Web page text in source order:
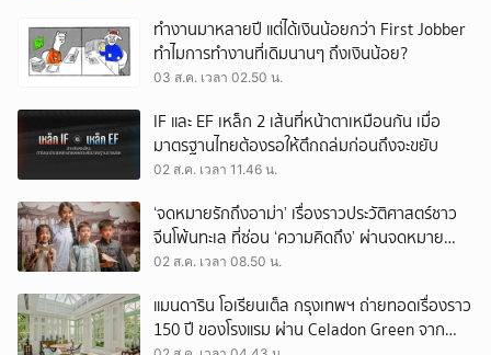
ทำงานมาหลายปี แต่ได้เงินน้อยกว่า First Jobber
ทำไมการทำงานที่เดิมนานๆ ถึงเงินน้อย?
03 ส.ค. เวลา 02.50 น.
IF และ EF เหล็ก 2 เส้นที่หน้าตาเหมือนกัน เมื่อ
มาตรฐานไทยต้องรอให้ตึกถล่มก่อนถึงจะขยับ
02 ส.ค. เวลา 11.46 น.
‘จดหมายรักถึงอาม่า’ เรื่องราวประวัติศาสตร์ชาว
จีนโพ้นทะเล ที่ซ่อน ‘ความคิดถึง’ ผ่านจดหมาย
‘โพยก๊วน’
02 ส.ค. เวลา 08.50 น.
แมนดาริน โอเรียนเต็ล กรุงเทพฯ ถ่ายทอดเรื่องราว
150 ปี ของโรงแรม ผ่าน Celadon Green จาก